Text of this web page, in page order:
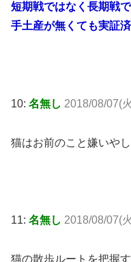
短期戦ではなく長期戦
手土産が無くても実証
10: 名無し 2018/08/07(
猫はお前のこと嫌いやし
11: 名無し 2018/08/07(
猫の散歩ルートを把握